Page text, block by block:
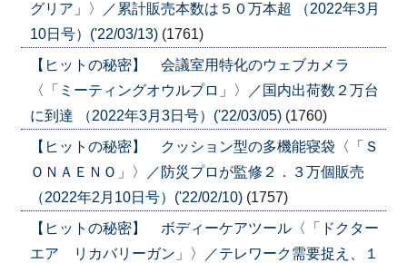
グリア」〉／累計販売本数は５０万本超 （2022年3月
10日号）('22/03/13) (1761)
【ヒットの秘密】 会議室用特化のウェブカメラ
〈「ミーティングオウルプロ」〉／国内出荷数２万台
に到達 （2022年3月3日号）('22/03/05) (1760)
【ヒットの秘密】 クッション型の多機能寝袋〈「Ｓ
ＯＮＡＥＮＯ」〉／防災プロが監修２．３万個販売
（2022年2月10日号）('22/02/10) (1757)
【ヒットの秘密】 ボディーケアツール〈「ドクター
エア リカバリーガン」〉／テレワーク需要捉え、１